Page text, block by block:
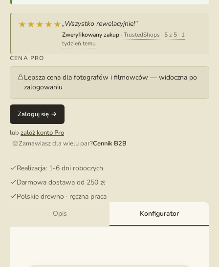
★★★★★„Wszystko rewelacyjnie!"
Zweryfikowany zakup · TrustedShops · 5 z 5 · 1
tydzień temu
CENA PRO
Lepsza cena dla fotografów i filmowców — widoczna po
zalogowaniu
Zaloguj się →
lub załóż konto Pro
Zamawiasz dla wielu par?Cennik B2B
Realizacja: 1-6 dni roboczych
Darmowa dostawa od 250 zł
Polskie drewno · ręczna praca
Opis
Konfigurator